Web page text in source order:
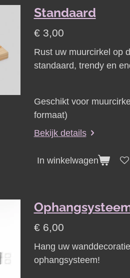
Standaard
€ 3,00
Rust uw muurcirkel op
standaard, trendy en
Geschikt voor
formaat)
Bekijk details
In winkelwagen
€ 6,00
Hang uw
ophangsysteem!